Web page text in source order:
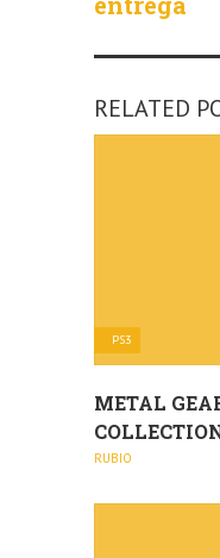
RELATED
PS3
METAL
RUBIO